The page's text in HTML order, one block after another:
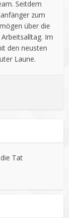
Seitdem
zum
über die
Im
den neusten
Laune.
Tat